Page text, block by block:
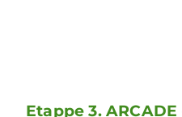
Etappe 3. ARCADE